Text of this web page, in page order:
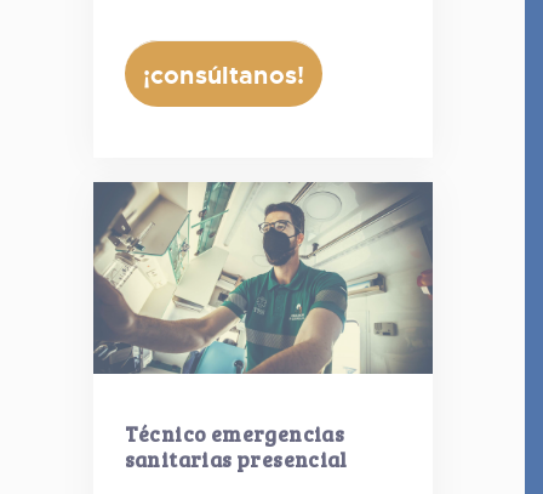
¡consúltanos!
Técnico emergencias
sanitarias presencial